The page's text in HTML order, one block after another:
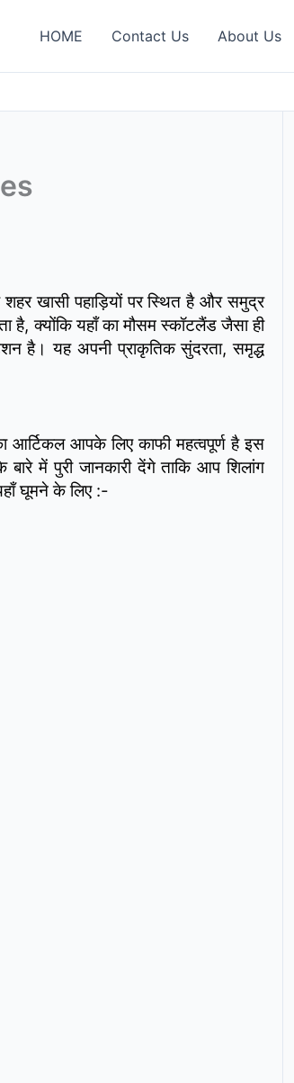
HOME Contact Us About Us
शहर खासी पहाड़ियों पर स्थित है और समुद्र
है, क्योंकि यहाँ का मौसम स्कॉटलैंड जैसा ही
है। यह अपनी प्राकृतिक सुंदरता, समृद्ध
आपके लिए काफी महत्वपूर्ण है इस
में पुरी जानकारी देंगे ताकि आप शिलांग
घूमने के लिए :-